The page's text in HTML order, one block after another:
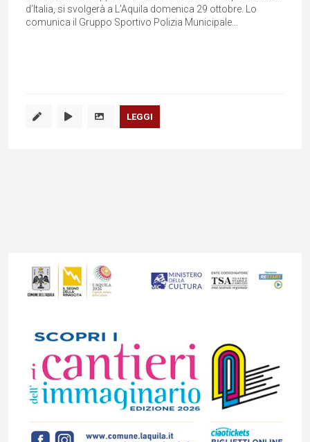
d’Italia, si svolgerà a L'Aquila domenica 29 ottobre. Lo
comunica il Gruppo Sportivo Polizia Municipale...
LEGGI